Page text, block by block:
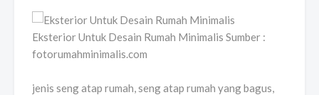
Eksterior Untuk Desain Rumah Minimalis Sumber :
fotorumahminimalis.com
jenis seng atap rumah, seng atap rumah yang bagus,